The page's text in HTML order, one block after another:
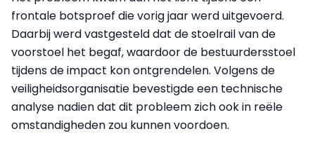
frontale botsproef die vorig jaar werd uitgevoerd.
Daarbij werd vastgesteld dat de stoelrail van de
voorstoel het begaf, waardoor de bestuurdersstoel
tijdens de impact kon ontgrendelen. Volgens de
veiligheidsorganisatie bevestigde een technische
analyse nadien dat dit probleem zich ook in reële
omstandigheden zou kunnen voordoen.